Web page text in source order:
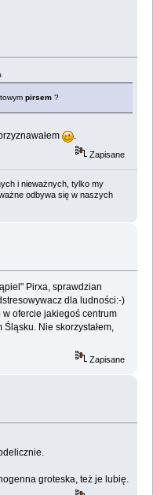
pirsem ?
Zapisane
i nieważnych, tylko my
odbywa się w naszych
Pirxa, sprawdzian
dla ludności:-)
w ofercie jakiegoś centrum
Nie skorzystałem,
Zapisane
groteska, też je lubię.